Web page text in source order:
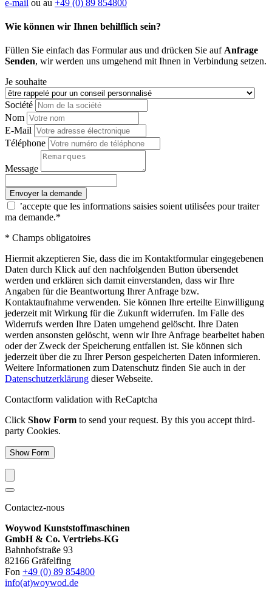
e-mail ou au +49 (0) 89 854800
Wie können wir Ihnen behilflich sein?
Füllen Sie einfach das Formular aus und drücken Sie auf Anfrage
Senden, wir werden uns umgehend mit Ihnen in Verbindung setzen.
Je souhaite
Société
Nom
E-Mail
Téléphone
Message
’accepte que les informations saisies soient utilisées pour traiter
ma demande.*
* Champs obligatoires
Hiermit akzeptieren Sie, dass die im Kontaktformular eingegebenen
Daten durch Klick auf den nachfolgenden Button übersendet
werden und erklären sich damit einverstanden, dass wir Ihre
Angaben für die Beantwortung Ihrer Anfrage bzw.
Kontaktaufnahme verwenden. Sie können Ihre erteilte Einwilligung
jederzeit mit Wirkung für die Zukunft widerrufen. Im Falle des
Widerrufs werden Ihre Daten umgehend gelöscht. Ihre Daten
werden ansonsten gelöscht, wenn wir Ihre Anfrage bearbeitet haben
oder der Zweck der Speicherung entfallen ist. Sie können sich
jederzeit über die zu Ihrer Person gespeicherten Daten informieren.
Weitere Informationen zum Datenschutz finden Sie auch in der
Datenschutzerklärung dieser Webseite.
Contactform validation with ReCaptcha
Click Show Form to send your request. By this you accept third-
party Cookies.
Show Form
Contactez-nous
Woywod Kunststoffmaschinen
GmbH & Co. Vertriebs-KG
Bahnhofstraße 93
82166 Gräfelfing
Fon +49 (0) 89 854800
info(at)woywod.de